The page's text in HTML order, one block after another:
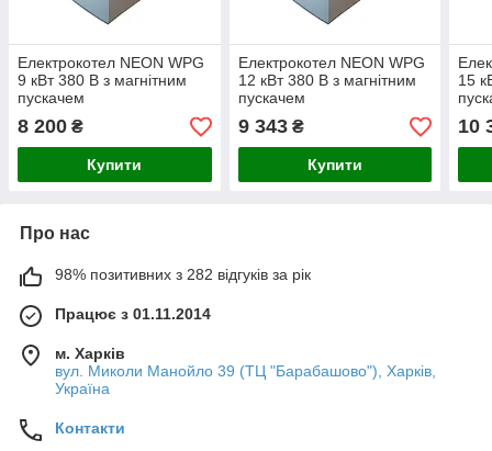
Електрокотел NEON WPG
9 кВт 380 В з магнітним
пускачем
8 200 ₴
Купити
Електрокотел NEON WPG
12 кВт 380 В з магнітним
пускачем
9 343₴
Купити
15
10
Про нас
98% позитивних з 282 відгуків за рік
Працює з 01.11.2014
м. Харків
вул. Миколи Манойло 39 (ТЦ "Барабашово"), Харків,
Україна
Контакти